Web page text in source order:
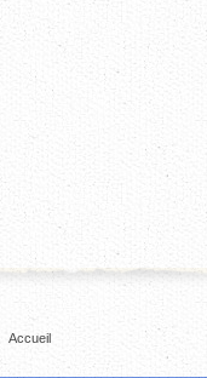
Accueil